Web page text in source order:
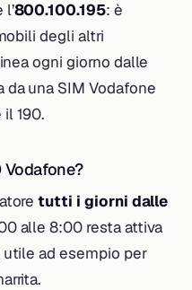
800.100.195: è
degli altri
ogni giorno dalle
una SIM Vodafone
190.
Vodafone?
tutti i giorni dalle
alle 8:00 resta attiva
utile ad esempio per